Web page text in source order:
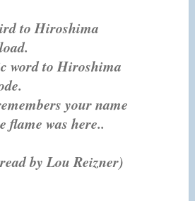
to Hiroshima
word to Hiroshima
your name
flame was here..
by Lou Reizner)